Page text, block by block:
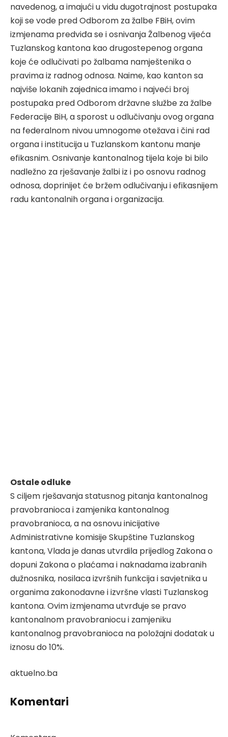
navedenog, a imajući u vidu dugotrajnost postupaka
koji se vode pred Odborom za žalbe FBiH, ovim
izmjenama predviđa se i osnivanja Žalbenog vijeća
Tuzlanskog kantona kao drugostepenog organa
koje će odlučivati po žalbama namještenika o
pravima iz radnog odnosa. Naime, kao kanton sa
najviše lokanih zajednica imamo i najveći broj
postupaka pred Odborom državne službe za žalbe
Federacije BiH, a sporost u odlučivanju ovog organa
na federalnom nivou umnogome otežava i čini rad
organa i institucija u Tuzlanskom kantonu manje
efikasnim. Osnivanje kantonalnog tijela koje bi bilo
nadležno za rješavanje žalbi iz i po osnovu radnog
odnosa, doprinijet će bržem odlučivanju i efikasnijem
radu kantonalnih organa i organizacija.
Ostale odluke
S ciljem rješavanja statusnog pitanja kantonalnog
pravobranioca i zamjenika kantonalnog
pravobranioca, a na osnovu inicijative
Administrativne komisije Skupštine Tuzlanskog
kantona, Vlada je danas utvrdila prijedlog Zakona o
dopuni Zakona o plaćama i naknadama izabranih
dužnosnika, nosilaca izvršnih funkcija i savjetnika u
organima zakonodavne i izvršne vlasti Tuzlanskog
kantona. Ovim izmjenama utvrđuje se pravo
kantonalnom pravobraniocu i zamjeniku
kantonalnog pravobranioca na položajni dodatak u
iznosu do 10%.
aktuelno.ba
Komentari